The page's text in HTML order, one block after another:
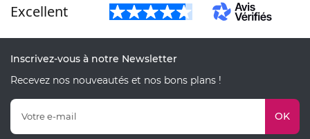
Excellent
Inscrivez-vous à notre Newsletter
Recevez nos nouveautés et nos bons plans !
OK